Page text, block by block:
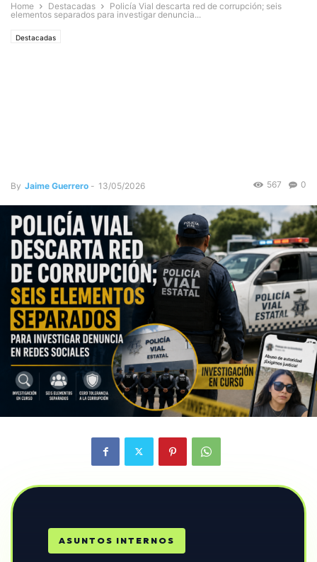
Home Destacadas
Policía Vial descarta red de corrupción; seis
elementos separados para investigar denuncia...
Destacadas
By Jaime Guerrero - 13/05/2026 0
567
ASUNTOS INTERNOS